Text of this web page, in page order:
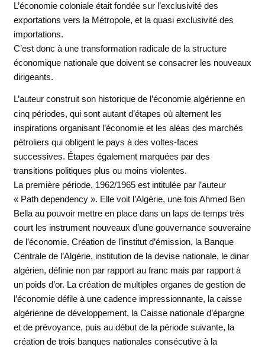
L’économie coloniale était fondée sur l’exclusivité des
exportations vers la Métropole, et la quasi exclusivité des
importations.
C’est donc à une transformation radicale de la structure
économique nationale que doivent se consacrer les nouveaux
dirigeants.
L’auteur construit son historique de l’économie algérienne en
cinq périodes, qui sont autant d’étapes où alternent les
inspirations organisant l’économie et les aléas des marchés
pétroliers qui obligent le pays à des voltes-faces
successives. Étapes également marquées par des
transitions politiques plus ou moins violentes.
La première période, 1962/1965 est intitulée par l’auteur
« Path dependency ». Elle voit l’Algérie, une fois Ahmed Ben
Bella au pouvoir mettre en place dans un laps de temps très
court les instrument nouveaux d’une gouvernance souveraine
de l’économie. Création de l’institut d’émission, la Banque
Centrale de l’Algérie, institution de la devise nationale, le dinar
algérien, définie non par rapport au franc mais par rapport à
un poids d’or. La création de multiples organes de gestion de
l’économie défile à une cadence impressionnante, la caisse
algérienne de développement, la Caisse nationale d’épargne
et de prévoyance, puis au début de la période suivante, la
création de trois banques nationales consécutive à la